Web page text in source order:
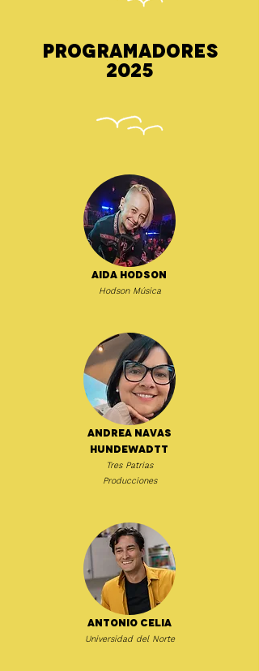
Programadores
2025
Aida Hodson
Hodson Música
Andrea Navas
Hundewadtt
Tres Patrias
Producciones
Antonio Celia
Universidad del Norte